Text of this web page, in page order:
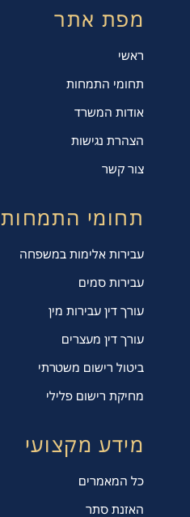
מפת אתר
ראשי
תחומי התמחות
אודות המשרד
הצהרת נגישות
צור קשר
תחומי התמחות
עבירות אלימות במשפחה
עבירות סמים
עורך דין עבירות מין
עורך דין מעצרים
ביטול רישום משטרתי
מחיקת רישום פלילי
מידע מקצועי
כל המאמרים
האזנת סתר